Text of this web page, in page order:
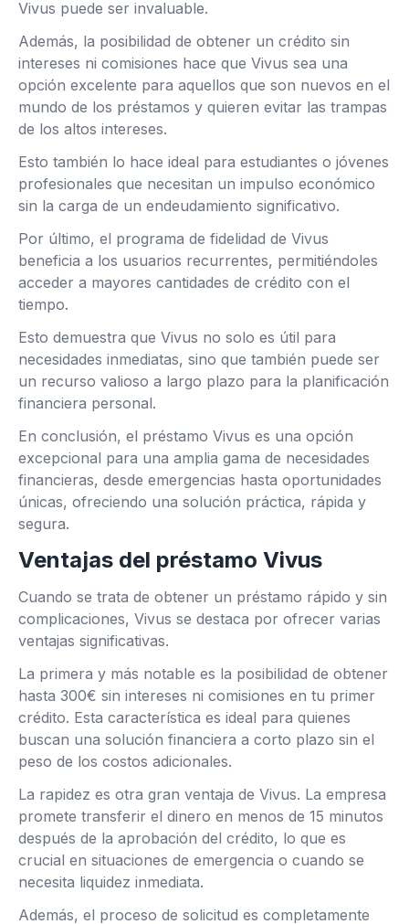
Vivus puede ser invaluable.
Además, la posibilidad de obtener un crédito sin
intereses ni comisiones hace que Vivus sea una
opción excelente para aquellos que son nuevos en el
mundo de los préstamos y quieren evitar las trampas
de los altos intereses.
Esto también lo hace ideal para estudiantes o jóvenes
profesionales que necesitan un impulso económico
sin la carga de un endeudamiento significativo.
Por último, el programa de fidelidad de Vivus
beneficia a los usuarios recurrentes, permitiéndoles
acceder a mayores cantidades de crédito con el
tiempo.
Esto demuestra que Vivus no solo es útil para
necesidades inmediatas, sino que también puede ser
un recurso valioso a largo plazo para la planificación
financiera personal.
En conclusión, el préstamo Vivus es una opción
excepcional para una amplia gama de necesidades
financieras, desde emergencias hasta oportunidades
únicas, ofreciendo una solución práctica, rápida y
segura.
Ventajas del préstamo Vivus
Cuando se trata de obtener un préstamo rápido y sin
complicaciones, Vivus se destaca por ofrecer varias
ventajas significativas.
La primera y más notable es la posibilidad de obtener
hasta 300€ sin intereses ni comisiones en tu primer
crédito. Esta característica es ideal para quienes
buscan una solución financiera a corto plazo sin el
peso de los costos adicionales.
La rapidez es otra gran ventaja de Vivus. La empresa
promete transferir el dinero en menos de 15 minutos
después de la aprobación del crédito, lo que es
crucial en situaciones de emergencia o cuando se
necesita liquidez inmediata.
Además, el proceso de solicitud es completamente